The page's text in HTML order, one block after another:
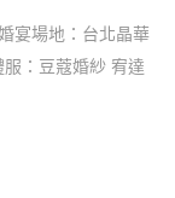
宴場地：台北晶華
：豆蔻婚紗 宥達